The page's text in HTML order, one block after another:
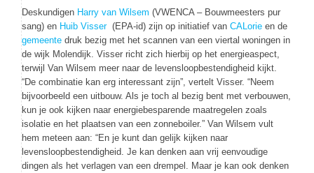
Deskundigen Harry van Wilsem (VWENCA – Bouwmeesters pur
sang) en Huib Visser (EPA-id) zijn op initiatief van CALorie en de
gemeente druk bezig met het scannen van een viertal woningen in
de wijk Molendijk. Visser richt zich hierbij op het energieaspect,
terwijl Van Wilsem meer naar de levensloopbestendigheid kijkt.
“De combinatie kan erg interessant zijn”, vertelt Visser. “Neem
bijvoorbeeld een uitbouw. Als je toch al bezig bent met verbouwen,
kun je ook kijken naar energiebesparende maatregelen zoals
isolatie en het plaatsen van een zonneboiler.” Van Wilsem vult
hem meteen aan: “En je kunt dan gelijk kijken naar
levensloopbestendigheid. Je kan denken aan vrij eenvoudige
dingen als het verlagen van een drempel. Maar je kan ook denken